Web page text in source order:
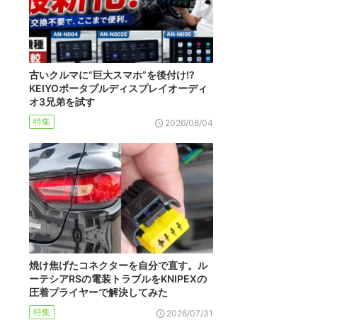
古いクルマに“巨大スマホ”を後付け!?
KEIYOポータブルディスプレイオーディ
オ3兄弟を試す
特集 2026/08/04
焼け焦げたコネクターを自分で直す。ル
ーテシアRSの電装トラブルをKNIPEXの
圧着プライヤーで解決してみた
特集 2026/07/31